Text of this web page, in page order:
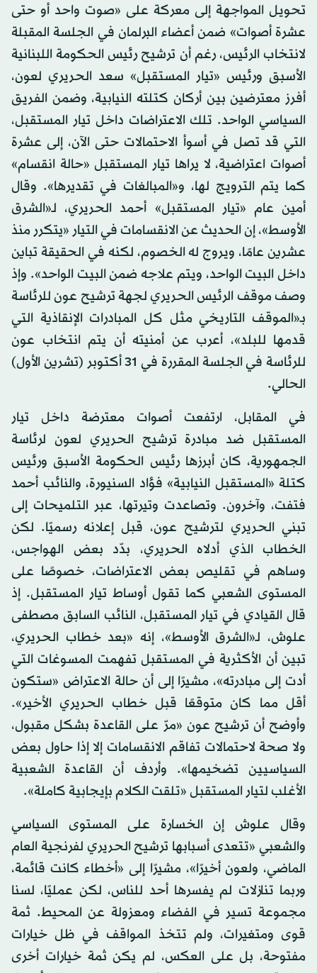
تحويل المواجهة إلى معركة على «صوت واحد أو حتى
عشرة أصوات» ضمن أعضاء البرلمان في الجلسة المقبلة
لانتخاب الرئيس، رغم أن ترشيح رئيس الحكومة اللبنانية
الأسبق ورئيس «تيار المستقبل» سعد الحريري لعون،
أفرز معترضين بين أركان كتلته النيابية، وضمن الفريق
السياسي الواحد. تلك الاعتراضات داخل تيار المستقبل،
التي قد تصل في أسوأ الاحتمالات حتى الآن، إلى عشرة
أصوات اعتراضية، لا يراها تيار المستقبل «حالة انقسام»
كما يتم الترويج لها، و«المبالغات في تقديرها». وقال
أمين عام «تيار المستقبل» أحمد الحريري، لـ«الشرق
الأوسط»، إن الحديث عن الانقسامات في التيار «يتكرر منذ
عشرين عامًا، ويروج له الخصوم، لكنه في الحقيقة تباين
داخل البيت الواحد، ويتم علاجه ضمن البيت الواحد». وإذ
وصف موقف الرئيس الحريري لجهة ترشيح عون للرئاسة
بـ«الموقف التاريخي مثل كل المبادرات الإنقاذية التي
قدمها للبلد»، أعرب عن أمنيته أن يتم انتخاب عون
للرئاسة في الجلسة المقررة في 31 أكتوبر (تشرين الأول)
الحالي.
في المقابل، ارتفعت أصوات معترضة داخل تيار
المستقبل ضد مبادرة ترشيح الحريري لعون لرئاسة
الجمهورية، كان أبرزها رئيس الحكومة الأسبق ورئيس
كتلة «المستقبل النيابية» فؤاد السنيورة، والنائب أحمد
فتفت، وآخرون. وتصاعدت وتيرتها، عبر التلميحات إلى
تبني الحريري لترشيح عون، قبل إعلانه رسميًا. لكن
الخطاب الذي أدلاه الحريري، بدّد بعض الهواجس،
وساهم في تقليص بعض الاعتراضات، خصوصًا على
المستوى الشعبي كما تقول أوساط تيار المستقبل. إذ
قال القيادي في تيار المستقبل، النائب السابق مصطفى
علوش، لـ«الشرق الأوسط»، إنه «بعد خطاب الحريري،
تبين أن الأكثرية في المستقبل تفهمت المسوغات التي
أدت إلى مبادرته»، مشيرًا إلى أن حالة الاعتراض «ستكون
أقل مما كان متوقعًا قبل خطاب الحريري الأخير».
وأوضح أن ترشيح عون «مرّ على القاعدة بشكل مقبول،
ولا صحة لاحتمالات تفاقم الانقسامات إلا إذا حاول بعض
السياسيين تضخيمها». وأردف أن القاعدة الشعبية
الأغلب لتيار المستقبل «تلقت الكلام بإيجابية كاملة».
وقال علوش إن الخسارة على المستوى السياسي
والشعبي «تتعدى أسبابها ترشيح الحريري لفرنجية العام
الماضي، ولعون أخيرًا»، مشيرًا إلى «أخطاء كانت قائمة،
وربما تنازلات لم يفسرها أحد للناس، لكن عمليًا، لسنا
مجموعة تسير في الفضاء ومعزولة عن المحيط. ثمة
قوى ومتغيرات، ولم تتخذ المواقف في ظل خيارات
مفتوحة، بل على العكس، لم يكن ثمة خيارات أخرى